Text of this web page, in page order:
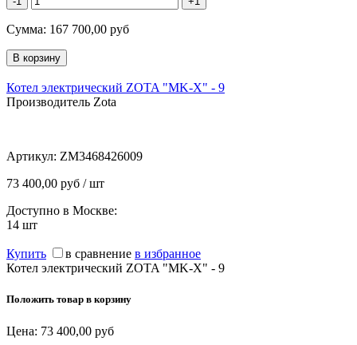
Сумма: 167 700,00 руб
Котел электрический ZOTA "MK-X" - 9
Производитель Zota
Артикул: ZM3468426009
73 400,00 руб / шт
Доступно в Москве:
14 шт
Купить в сравнение в избранное
Котел электрический ZOTA "MK-X" - 9
Положить товар в корзину
Цена: 73 400,00 руб